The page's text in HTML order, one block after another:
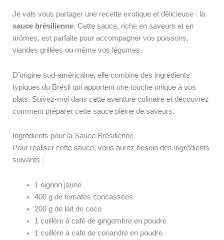
Je vais vous partager une recette exotique et délicieuse : la
sauce brésilienne. Cette sauce, riche en saveurs et en
arômes, est parfaite pour accompagner vos poissons,
viandes grillées ou même vos légumes.
D’origine sud-américaine, elle combine des ingrédients
typiques du Brésil qui apportent une touche unique à vos
plats. Suivez-moi dans cette aventure culinaire et découvrez
comment préparer cette sauce pleine de saveurs.
Ingrédients pour la Sauce Brésilienne
Pour réaliser cette sauce, vous aurez besoin des ingrédients
suivants :
1 oignon jaune
400 g de tomates concassées
200 g de lait de coco
1 cuillère à café de gingembre en poudre
1 cuillère à café de coriandre en poudre